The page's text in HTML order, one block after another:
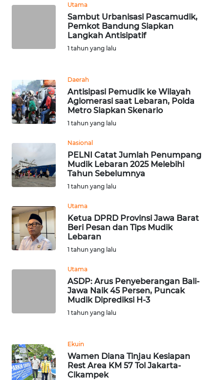
Utama
Sambut Urbanisasi Pascamudik,
Pemkot Bandung Siapkan
Langkah Antisipatif
1 tahun yang lalu
Daerah
Antisipasi Pemudik ke Wilayah
Aglomerasi saat Lebaran, Polda
Metro Siapkan Skenario
1 tahun yang lalu
Nasional
PELNI Catat Jumlah Penumpang
Mudik Lebaran 2025 Melebihi
Tahun Sebelumnya
1 tahun yang lalu
Utama
Ketua DPRD Provinsi Jawa Barat
Beri Pesan dan Tips Mudik
Lebaran
1 tahun yang lalu
Utama
ASDP: Arus Penyeberangan Bali-
Jawa Naik 45 Persen, Puncak
Mudik Diprediksi H-3
1 tahun yang lalu
Ekuin
Wamen Diana Tinjau Kesiapan
Rest Area KM 57 Tol Jakarta-
Cikampek
TEBING
WN
PAKPAK
WN
WN
BEKASI
WN
DEPOK
WN
PADANG
LAWAS